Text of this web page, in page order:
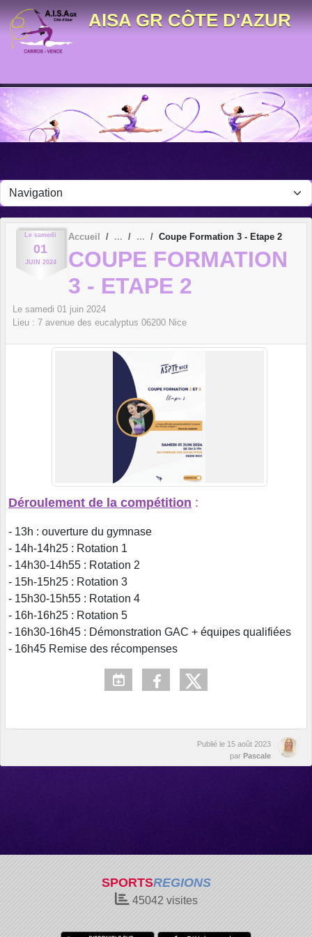
AISA GR CÔTE D'AZUR
Le samedi
01
JUIN 2024
Accueil Coupe Formation 3 - Etape 2
COUPE FORMATION
3 - ETAPE 2
Le samedi 01 juin 2024
Lieu : 7 avenue des eucalyptus 06200 Nice
Déroulement de la compétition :
- 13h : ouverture du gymnase
- 14h-14h25 : Rotation 1
- 14h30-14h55 : Rotation 2
- 15h-15h25 : Rotation 3
- 15h30-15h55 : Rotation 4
- 16h-16h25 : Rotation 5
- 16h30-16h45 : Démonstration GAC + équipes qualifiées
- 16h45 Remise des récompenses
Publié le 15 août 2023
par Pascale
SPORTSREGIONS
45042 visites
Panneau de gestion des cookies